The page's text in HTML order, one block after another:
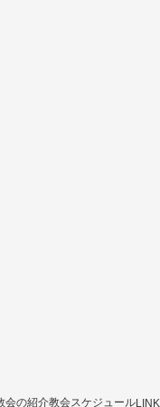
会の紹介教会スケジュールLINK